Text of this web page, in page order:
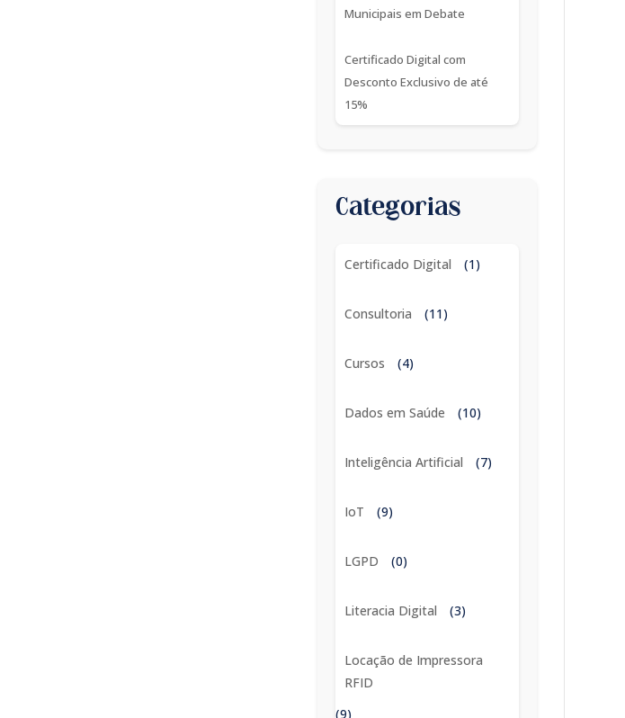
Municipais em Debate
Certificado Digital com
Desconto Exclusivo de até
15%
Categorias
Certificado Digital (1)
Consultoria (11)
Cursos (4)
Dados em Saúde (10)
Inteligência Artificial (7)
IoT (9)
LGPD (0)
Literacia Digital (3)
Locação de Impressora
RFID
(9)